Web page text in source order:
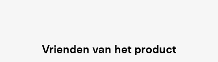
Vrienden van het product